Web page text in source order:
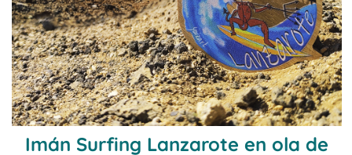
Imán Surfing Lanzarote en ola de